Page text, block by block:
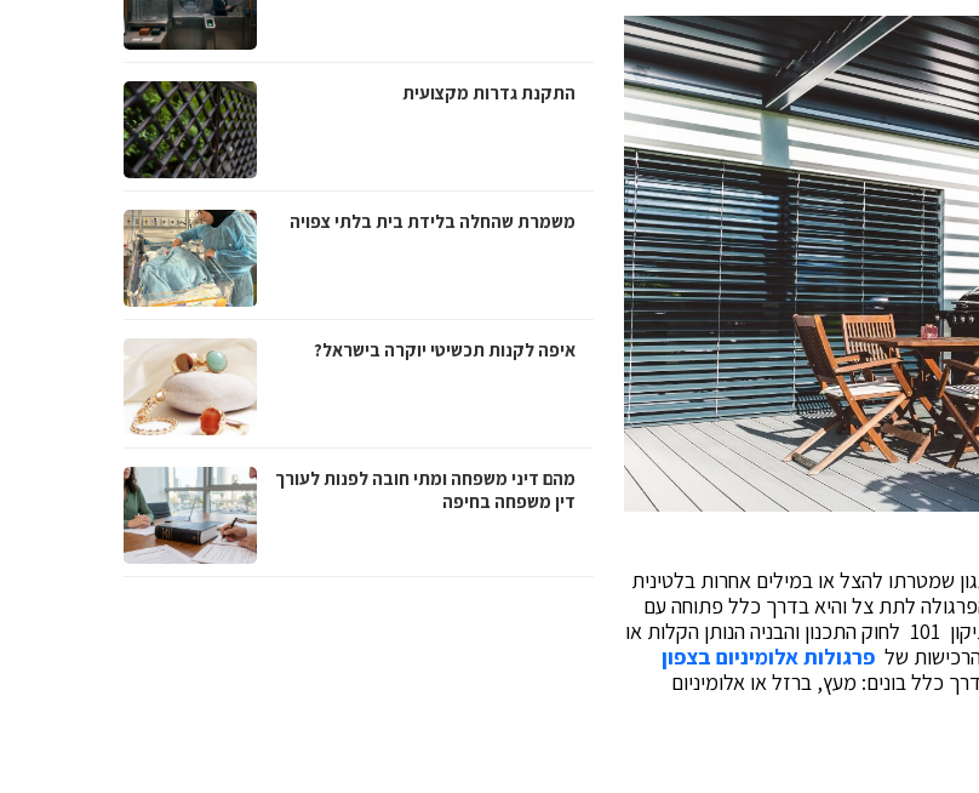
שמטרתו להצל או במילים אחרות בלטינית
לתת צל והיא בדרך כלל פתוחה עם
גג ועמודים תומכים. בשנת 2022 נחקק חוק הפרגולות החדש שהינו תיקון 101 לחוק התכנון והבניה הנותן הקלות או
של פרגולות אלומיניום בצפון
כלל בונים: מעץ, ברזל או אלומיניום
התקנת גדרות מקצועית
משמרת שהחלה בלידת בית בלתי צפויה
איפה לקנות תכשיטי יוקרה בישראל?
מהם דיני משפחה ומתי חובה לפנות לעורך
דין משפחה בחיפה